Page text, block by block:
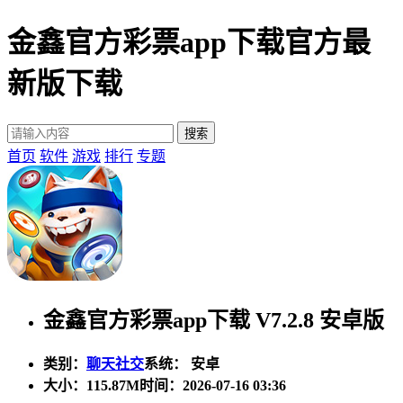
金鑫官方彩票app下载官方最
新版下载
首页 软件 游戏 排行 专题
金鑫官方彩票app下载 V7.2.8 安卓版
类别： 聊天社交系统： 安卓
大小： 115.87M时间：2026-07-16 03:36